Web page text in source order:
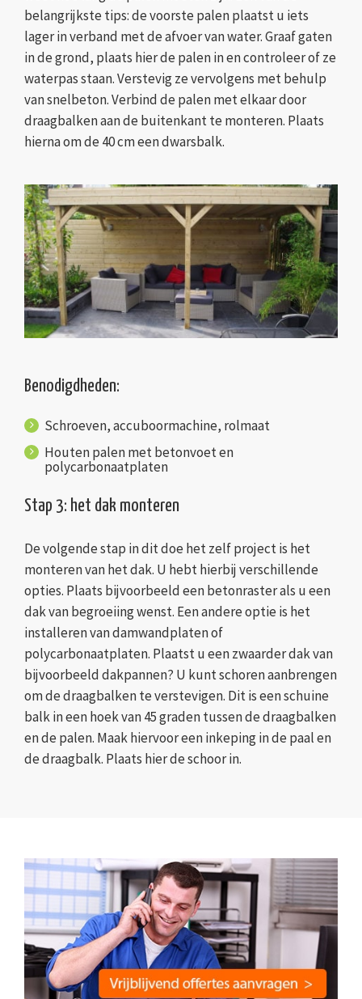
belangrijkste tips: de voorste palen plaatst u iets
lager in verband met de afvoer van water. Graaf gaten
in de grond, plaats hier de palen in en controleer of ze
waterpas staan. Verstevig ze vervolgens met behulp
van snelbeton. Verbind de palen met elkaar door
draagbalken aan de buitenkant te monteren. Plaats
hierna om de 40 cm een dwarsbalk.
Benodigdheden:
Schroeven, accuboormachine, rolmaat
Houten palen met betonvoet en
polycarbonaatplaten
Stap 3: het dak monteren
De volgende stap in dit doe het zelf project is het
monteren van het dak. U hebt hierbij verschillende
opties. Plaats bijvoorbeeld een betonraster als u een
dak van begroeiing wenst. Een andere optie is het
installeren van damwandplaten of
polycarbonaatplaten. Plaatst u een zwaarder dak van
bijvoorbeeld dakpannen? U kunt schoren aanbrengen
om de draagbalken te verstevigen. Dit is een schuine
balk in een hoek van 45 graden tussen de draagbalken
en de palen. Maak hiervoor een inkeping in de paal en
de draagbalk. Plaats hier de schoor in.